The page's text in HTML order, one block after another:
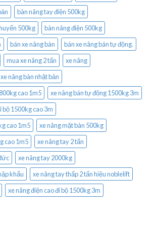
bàn nâng tay điện 500kg
500kg
bàn nâng điện 500kg
bán xe nâng bàn
bán xe nâng bán tự động.
mua xe nâng 2 tấn
xe nâng
xe nâng bàn nhật bản
cao 1m5
xe nâng bán tự động 1500kg 3m
bộ 1500kg cao 3m
cao 1m5
xe nâng mặt bàn 500kg
cao 1m5
xe nâng tay 2 tấn
xe nâng tay 2000kg
khẩu
xe nâng tay thấp 2 tấn hiệu noblelift
xe nâng điện cao đi bộ 1500kg 3m